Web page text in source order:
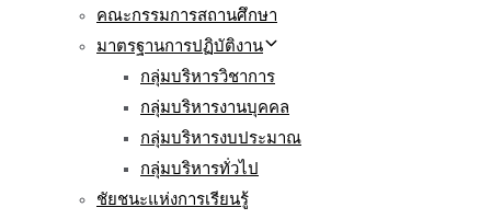
คณะกรรมการสถานศึกษา
มาตรฐานการปฏิบัติงาน
กลุ่มบริหารวิชาการ
กลุ่มบริหารงานบุคคล
กลุ่มบริหารงบประมาณ
กลุ่มบริหารทั่วไป
ชัยชนะแห่งการเรียนรู้